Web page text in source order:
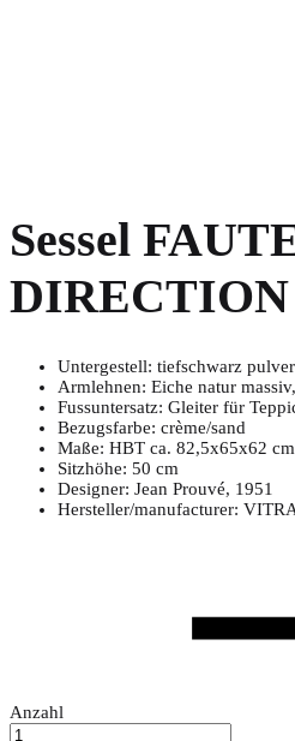
Sessel
Untergestell: tiefschwarz
Armlehnen: Eiche natur
Fussuntersatz: Gleiter für
Bezugsfarbe: crème/sand
Maße: HBT ca. 82,5x65x62 cm
Sitzhöhe: 50 cm
Designer: Jean Prouvé, 1951
Hersteller/manufacturer:
Anzahl